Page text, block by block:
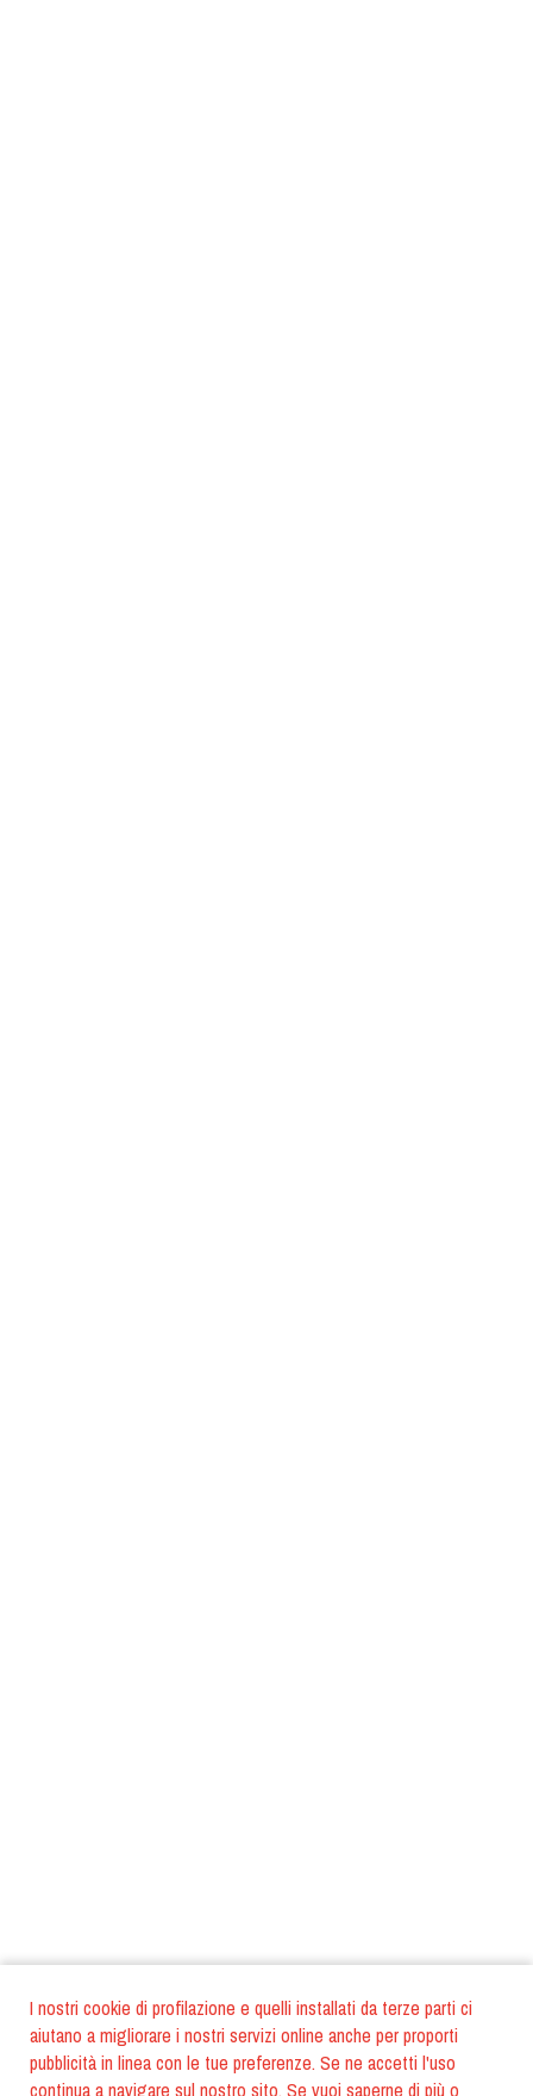
I nostri cookie di profilazione e quelli installati da terze parti ci
aiutano a migliorare i nostri servizi online anche per proporti
pubblicità in linea con le tue preferenze. Se ne accetti l'uso
continua a navigare sul nostro sito. Se vuoi saperne di più o